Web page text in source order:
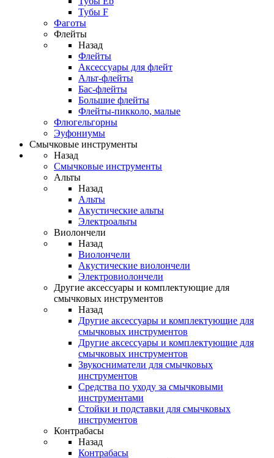
Тубы F
Фаготы
Флейты
Назад
Флейты
Аксессуары для флейт
Альт-флейты
Бас-флейты
Большие флейты
Флейты-пикколо, малые
Флюгельгорны
Эуфониумы
Смычковые инструменты
Назад
Смычковые инструменты
Альты
Назад
Альты
Акустические альты
Электроальты
Виолончели
Назад
Виолончели
Акустические виолончели
Электровиолончели
Другие аксессуары и комплектующие для
смычковых инструментов
Назад
Другие аксессуары и комплектующие для
смычковых инструментов
Другие аксессуары и комплектующие для
смычковых инструментов
Звукосниматели для смычковых
инструментов
Средства по уходу за смычковыми
инструментами
Стойки и подставки для смычковых
инструментов
Контрабасы
Назад
Контрабасы